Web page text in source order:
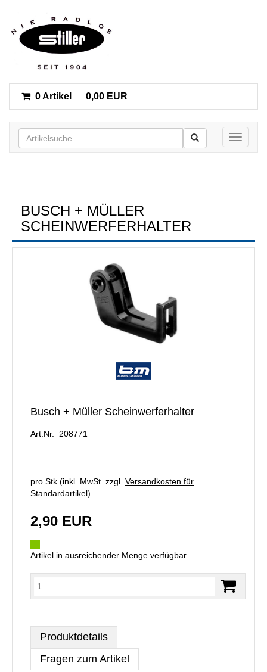
0 Artikel 0,00 EUR
Toggle
BUSCH + MÜLLER
SCHEINWERFERHALTER
Busch + Müller Scheinwerferhalter
Art.Nr. 208771
pro Stk (inkl. MwSt. zzgl. Versandkosten für
Standardartikel)
2,90 EUR
Artikel in ausreichender Menge verfügbar
Produktdetails
Fragen zum Artikel